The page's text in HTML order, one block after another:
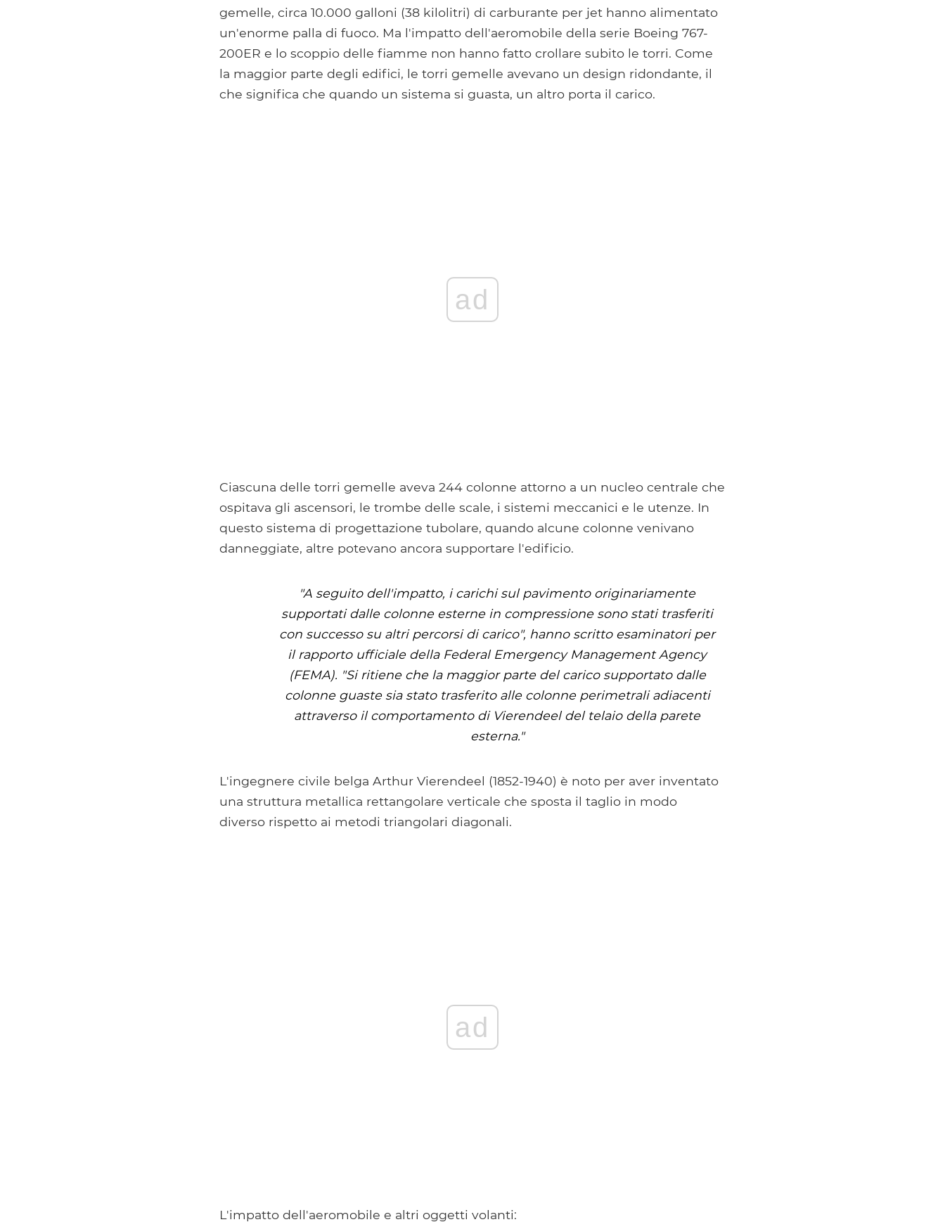
gemelle, circa 10.000 galloni (38 kilolitri) di carburante per jet hanno alimentato
un'enorme palla di fuoco. Ma l'impatto dell'aeromobile della serie Boeing 767-
200ER e lo scoppio delle fiamme non hanno fatto crollare subito le torri. Come
la maggior parte degli edifici, le torri gemelle avevano un design ridondante, il
che significa che quando un sistema si guasta, un altro porta il carico.
ad
Ciascuna delle torri gemelle aveva 244 colonne attorno a un nucleo centrale che
ospitava gli ascensori, le trombe delle scale, i sistemi meccanici e le utenze. In
questo sistema di progettazione tubolare, quando alcune colonne venivano
danneggiate, altre potevano ancora supportare l'edificio.
"A seguito dell'impatto, i carichi sul pavimento originariamente
supportati dalle colonne esterne in compressione sono stati trasferiti
con successo su altri percorsi di carico", hanno scritto esaminatori per
il rapporto ufficiale della Federal Emergency Management Agency
(FEMA). "Si ritiene che la maggior parte del carico supportato dalle
colonne guaste sia stato trasferito alle colonne perimetrali adiacenti
attraverso il comportamento di Vierendeel del telaio della parete
esterna."
L'ingegnere civile belga Arthur Vierendeel (1852-1940) è noto per aver inventato
una struttura metallica rettangolare verticale che sposta il taglio in modo
diverso rispetto ai metodi triangolari diagonali.
ad
L'impatto dell'aeromobile e altri oggetti volanti: